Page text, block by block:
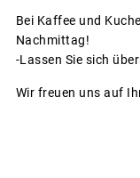
Bei Kaffee und
Nachmittag!
-Lassen Sie sich
Wir freuen uns auf